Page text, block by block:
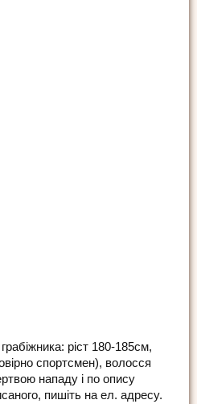
ріст 180-185см,
спортсмен), волосся
нападу і по опису
пишіть на ел. адресу.